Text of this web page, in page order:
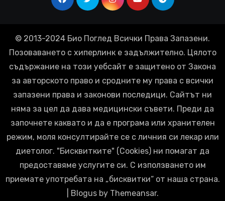
© 2013-2024 Био Поглед Всички Права Запазени.
Позоваването с хиперлинк е задължително. Цялото
съдържание на този уебсайт е защитено от Закона
за авторското право и сродните му права с всички
запазени права и законови последици. Сайтът ни
няма за цел да дава медицински съвети. Преди да
започнете каквато и да е програма или хранителен
режим, моля консултирайте се с личния си лекар или
диетолог. "Бисквитките" (Cookies) ни помагат да
предоставяме услугите си. С използването им
приемате употребата на „бисквитки“ от наша страна.
Blogusby Themeansar.